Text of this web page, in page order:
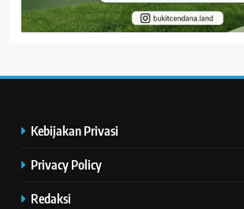
Kebijakan Privasi
Privacy Policy
Redaksi